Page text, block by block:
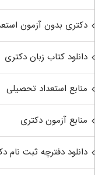
دکتری بدون آزمون
دانلود کتاب زبان دکتری
منابع استعداد تحصیلی
منابع آزمون دکتری
دانلود دفترچه ثبت نام